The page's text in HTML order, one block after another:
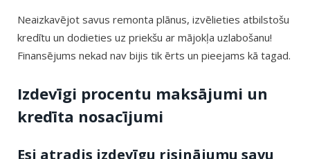
Neaizkavējot savus remonta plānus, izvēlieties atbilstošu
kredītu un dodieties uz priekšu ar mājokļa uzlabošanu!
Finansējums nekad nav bijis tik ērts un pieejams kā tagad.
Izdevīgi procentu maksājumi un
kredīta nosacījumi
Esi atradis izdevīgu risinājumu savu